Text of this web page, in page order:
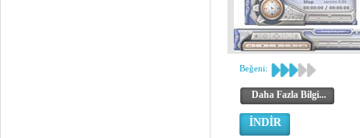
Beğeni:
Daha Fazla Bilgi...
İNDİR